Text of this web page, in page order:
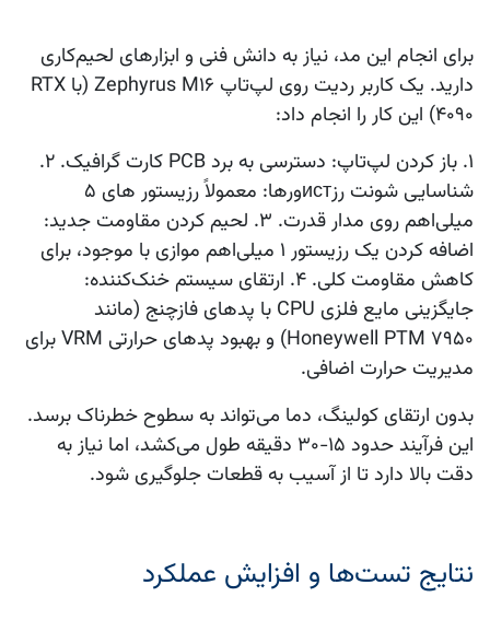
برای انجام این مد، نیاز به دانش فنی و ابزارهای لحیم‌کاری
دارید. یک کاربر ردیت روی لپ‌تاپ Zephyrus M16 (با RTX
۴۰۹۰) این کار را انجام داد:
۱. باز کردن لپ‌تاپ: دسترسی به برد PCB کارت گرافیک. ۲.
شناسایی شونت رزистورها
: معمولاً رزیستور های ۵
میلی‌اهم روی مدار قدرت. ۳.
لحیم کردن مقاومت جدید:
اضافه کردن یک رزیستور ۱ میلی‌اهم موازی با موجود، برای
کاهش مقاومت کلی. ۴.
ارتقای سیستم خنک‌کننده:
جایگزینی مایع فلزی CPU با پدهای فازچنج (مانند
Honeywell PTM ۷۹۵۰) و بهبود پدهای حرارتی VRM برای
مدیریت حرارت اضافی.
بدون ارتقای کولینگ، دما می‌تواند به سطوح خطرناک برسد.
این فرآیند حدود ۱۵-۳۰ دقیقه طول می‌کشد، اما نیاز به
دقت بالا دارد تا از آسیب به قطعات جلوگیری شود.
نتایج تست‌ها و افزایش عملکرد